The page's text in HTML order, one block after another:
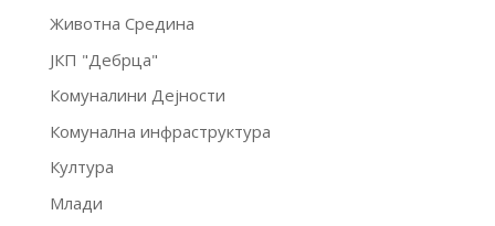
Животна Средина
ЈКП "Дебрца"
Комуналини Дејности
Комунална инфраструктура
Култура
Млади